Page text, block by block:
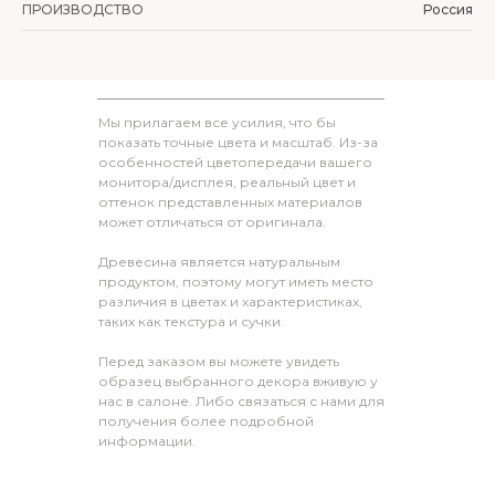
ПРОИЗВОДСТВО Россия
Мы прилагаем все усилия, что бы
показать точные цвета и масштаб. Из-за
особенностей цветопередачи вашего
монитора/дисплея, реальный цвет и
оттенок представленных материалов
может отличаться от оригинала.
Древесина является натуральным
продуктом, поэтому могут иметь место
различия в цветах и характеристиках,
таких как текстура и сучки.
Перед заказом вы можете увидеть
образец выбранного декора вживую у
нас в салоне. Либо связаться с нами для
получения более подробной
информации.